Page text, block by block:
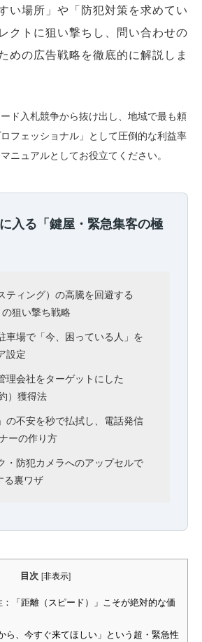
い場所」や「防犯対策を求めてい
クトに狙い撃ちし、問い合わせの
めの広告戦略を徹底的に解説しま
ド入札競争から抜け出し、地域で最も頼
フェッショナル」として圧倒的な利益率
ニュアルとしてお役立てください。
入る「鍵屋・緊急集客の極
ティング）の高騰を回避する
の狙い撃ち戦略
車場で「今、困っている人」を
設定
理会社をターゲットにした
）獲得法
の不安を秒で払拭し、電話発信
ーの作り方
・防犯カメラへのアップセルで
る裏ワザ
目次 [非表示]
「距離（スピード）」こそが絶対的な価
ら、今すぐ来てほしい」という超・緊急性